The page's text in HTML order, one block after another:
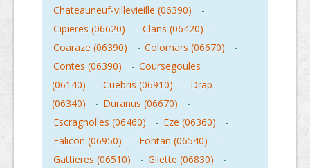
Chateauneuf-villevieille (06390)
-
Cipieres (06620)
- Clans (06420)
-
Coaraze (06390)
- Colomars (06670)
-
Contes (06390)
- Coursegoules
(06140)
- Cuebris (06910) - Drap
(06340)
- Duranus (06670)
-
Escragnolles (06460)
- Eze (06360)
-
Falicon (06950)
- Fontan (06540)
-
Gattieres (06510)
- Gilette (06830)
-